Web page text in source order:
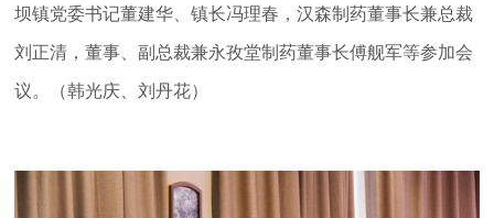
坝镇党委书记董建华、镇长冯理春，汉森制药董事长兼总裁
刘正清，董事、副总裁兼永孜堂制药董事长傅舰军等参加会
议。（韩光庆、刘丹花）